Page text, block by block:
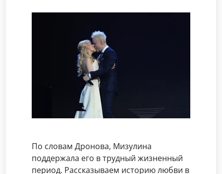
По словам Дронова, Мизулина
поддержала его в трудный жизненный
период. Рассказываем историю любви в